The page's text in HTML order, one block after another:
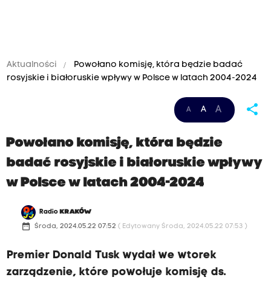
Aktualności
Powołano komisję, która będzie badać
rosyjskie i białoruskie wpływy w Polsce w latach 2004-2024
A A A share
Powołano komisję, która będzie
badać rosyjskie i białoruskie wpływy
w Polsce w latach 2004-2024
Radio KRAKÓW
date_range Środa, 2024.05.22 07:52 ( Edytowany Środa, 2024.05.22 07:53 )
Premier Donald Tusk wydał we wtorek
zarządzenie, które powołuje komisję ds.